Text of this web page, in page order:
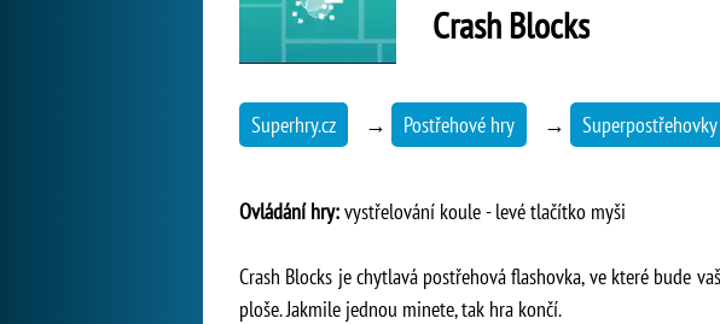
Crash Blocks
Superhry.cz → Postřehové hry → Superpostřehovky
Ovládání hry:vystřelování koule - levé tlačítko myši
Crash Blocks je chytlavá postřehová flashovka, ve které bude
ploše. Jakmile jednou minete, tak hra končí.